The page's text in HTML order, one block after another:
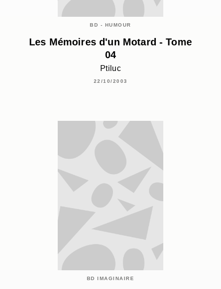
BD - HUMOUR
Les Mémoires d'un Motard - Tome
04
Ptiluc
22/10/2003
BD IMAGINAIRE